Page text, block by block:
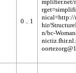
0 .. 1